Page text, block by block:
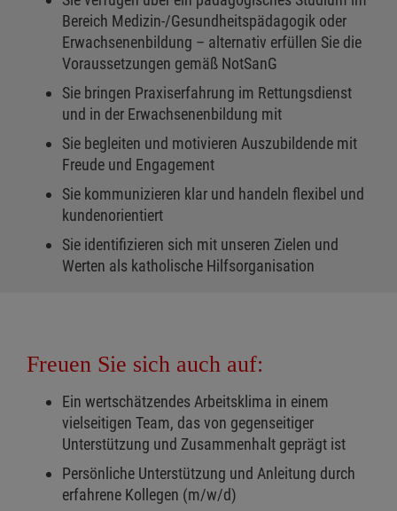
Bereich Medizin-/Gesundheitspädagogik oder
Erwachsenenbildung – alternativ erfüllen Sie die
Voraussetzungen gemäß NotSanG
Sie bringen Praxiserfahrung im Rettungsdienst
und in der Erwachsenenbildung mit
Sie begleiten und motivieren Auszubildende mit
Freude und Engagement
Sie kommunizieren klar und handeln flexibel und
kundenorientiert
Sie identifizieren sich mit unseren Zielen und
Werten als katholische Hilfsorganisation
Freuen Sie sich auch auf:
Ein wertschätzendes Arbeitsklima in einem
vielseitigen Team, das von gegenseitiger
Unterstützung und Zusammenhalt geprägt ist
Persönliche Unterstützung und Anleitung durch
erfahrene Kollegen (m/w/d)